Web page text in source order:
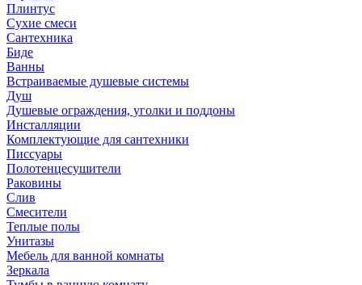
Плинтус
Сухие смеси
Сантехника
Биде
Ванны
Встраиваемые душевые системы
Душ
Душевые ограждения, уголки и поддоны
Инсталляции
Комплектующие для сантехники
Писсуары
Полотенцесушители
Раковины
Слив
Смесители
Теплые полы
Унитазы
Мебель для ванной комнаты
Зеркала